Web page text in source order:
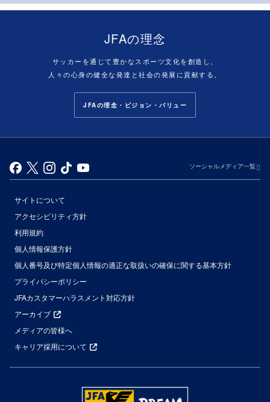
JFAの理念
サッカーを通じて豊かなスポーツ文化を創造し、
人々の心身の健全な発達と社会の発展に貢献する。
JFAの理念・ビジョン・バリュー
ソーシャルメディア一覧
サイトについて
アクセシビリティ方針
利用規約
個人情報保護方針
個人番号及び特定個人情報の適正な取扱いの確保に関する基本方針
プライバシーポリシー
JFAカスタマーハラスメント対応方針
アーカイブ
メディアの皆様へ
キャリア採用について